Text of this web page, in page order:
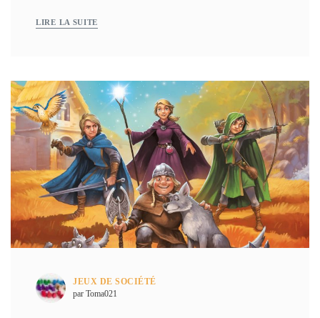
LIRE LA SUITE
JEUX DE SOCIÉTÉ
par Toma021